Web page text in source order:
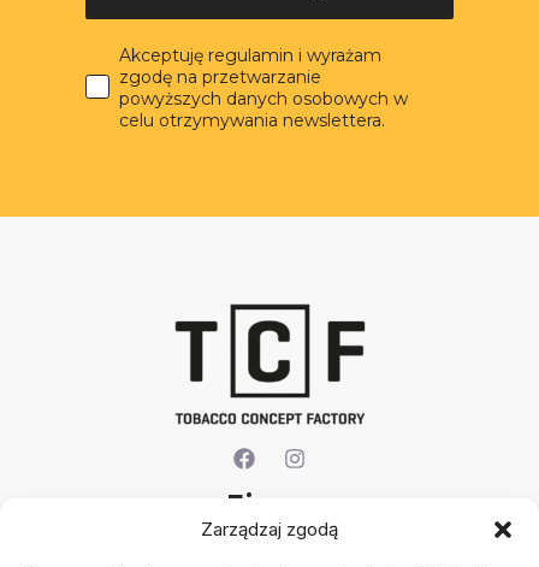
Zarządzaj zgodą
Akceptuję regulamin i wyrażam
zgodę na przetwarzanie
powyższych danych osobowych w
celu otrzymywania newslettera.
Firma